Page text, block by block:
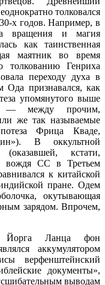
толковался
х годов. Например, в
вращения и магия
как таинственная
маятник во время
толкованию Генриха
переходу духа в
признавался, как
упомянутого выше
— между прочим,
же так называемые
Фрица Кваде,
В оккультной
кстати,
вождя СС в Третьем
к китайской
пране. Одем
окутывающая
зарядом. Впрочем,
Йорга Ланца фон
аккумулятором
верфенштейнский
документы»,
выводам